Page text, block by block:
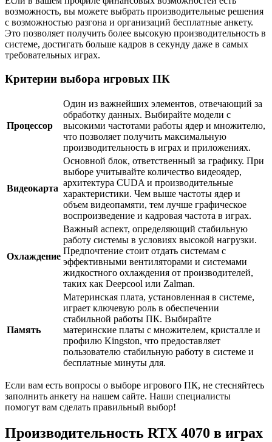
возможность, вы можете выбрать производительные решения
с возможностью разгона и организаций бесплатные анкету.
Это позволяет получить более высокую производительность в
системе, достигать больше кадров в секунду даже в самых
требовательных играх.
Критерии выбора игровых ПК
Процессор
Один из важнейших элементов, отвечающий за
обработку данных. Выбирайте модели с
высокими частотами работы ядер и множителю,
что позволяет получить максимальную
производительность в играх и приложениях.
Видеокарта
Основной блок, ответственный за графику. При
выборе учитывайте количество видеоядер,
архитектура CUDA и производительные
характеристики. Чем выше частоты ядер и
объем видеопамяти, тем лучше графическое
воспроизведение и кадровая частота в играх.
Охлаждение
Важный аспект, определяющий стабильную
работу системы в условиях высокой нагрузки.
Предпочтение стоит отдать системам с
эффективными вентиляторами и системами
жидкостного охлаждения от производителей,
таких как Deepcool или Zalman.
Память
Материнская плата, установленная в системе,
играет ключевую роль в обеспечении
стабильной работы ПК. Выбирайте
материнские платы с множителем, кристалле и
профилю Kingston, что предоставляет
пользователю стабильную работу в системе и
бесплатные минуты для.
Если вам есть вопросы о выборе игрового ПК, не стесняйтесь
заполнить анкету на нашем сайте. Наши специалисты
помогут вам сделать правильный выбор!
Производительность RTX 4070 в играх